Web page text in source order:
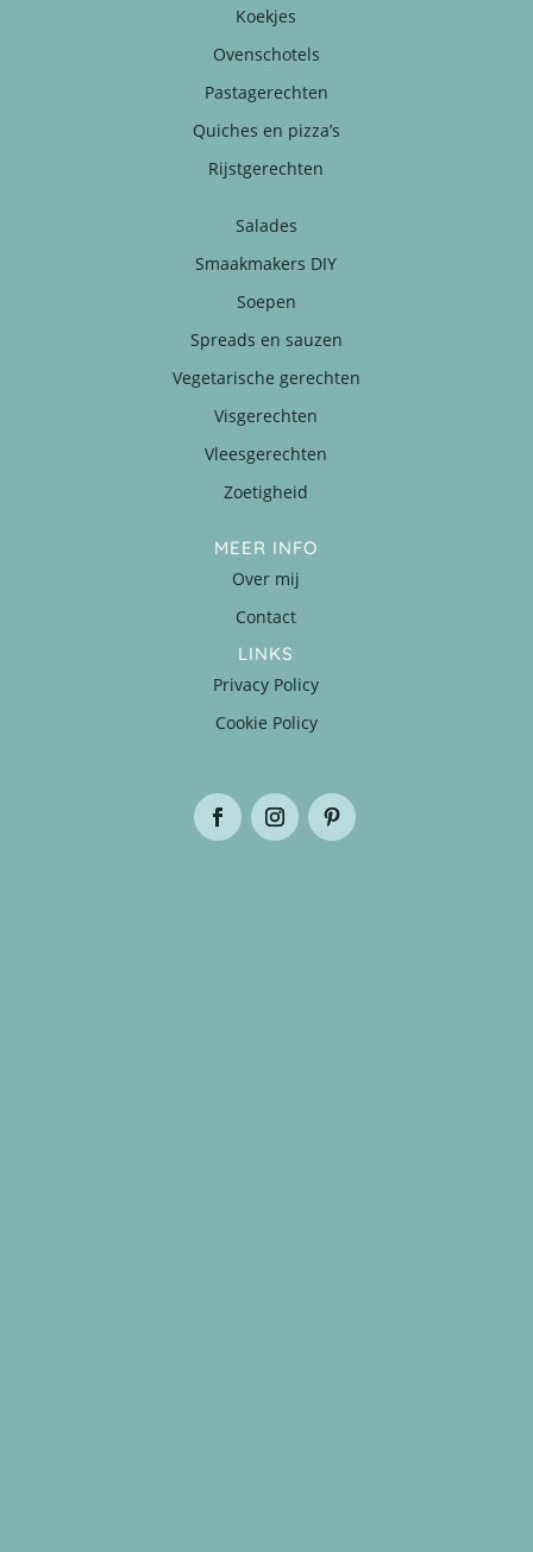
Koekjes
Ovenschotels
Pastagerechten
Quiches en pizza’s
Rijstgerechten
Salades
Smaakmakers DIY
Soepen
Spreads en sauzen
Vegetarische gerechten
Visgerechten
Vleesgerechten
Zoetigheid
MEER INFO
Over mij
Contact
LINKS
Privacy Policy
Cookie Policy